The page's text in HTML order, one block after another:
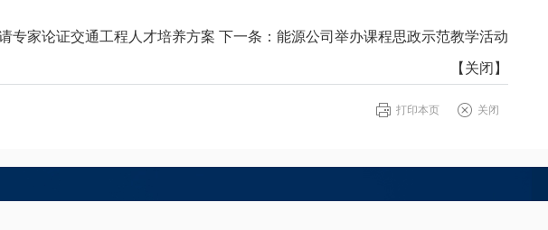
专家论证交通工程人才培养方案 下一条： 能源公司举办课程思政示范教学活动
【 关闭 】
打印本页 关闭